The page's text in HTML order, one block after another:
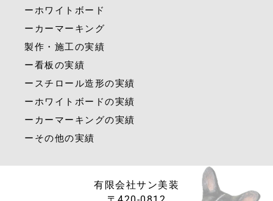
ーホワイトボード
ーカーマーキング
製作・施工の実績
ー看板の実績
ースチロール造形の実績
ーホワイトボードの実績
ーカーマーキングの実績
ーその他の実績
有限会社サン美装